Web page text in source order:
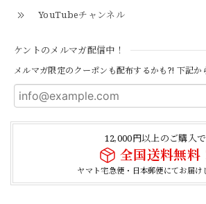
YouTubeチャンネル
ケントのメルマガ配信中！
メルマガ限定のクーポンも配布するかも?! 下記か
12,000円以上のご購入で
全国送料無料
ヤマト宅急便・日本郵便にてお届け
NAVY
2026/04/21
⑥サイズ
2026/04/17